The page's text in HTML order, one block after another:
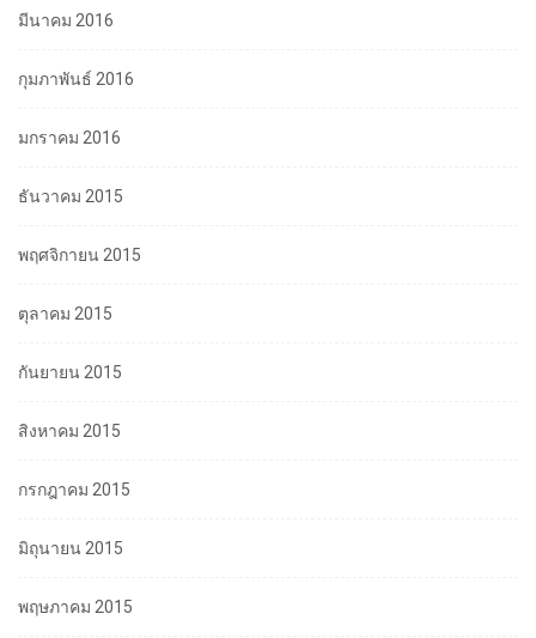
มีนาคม 2016
กุมภาพันธ์ 2016
มกราคม 2016
ธันวาคม 2015
พฤศจิกายน 2015
ตุลาคม 2015
กันยายน 2015
สิงหาคม 2015
กรกฎาคม 2015
มิถุนายน 2015
พฤษภาคม 2015